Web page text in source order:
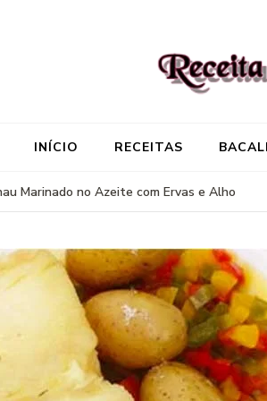
INÍCIO RECEITAS
Marinado no Azeite com Ervas e Alho